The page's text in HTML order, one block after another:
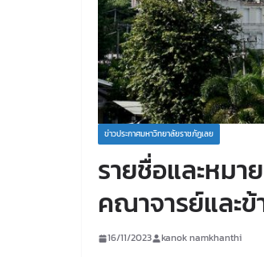
ข่าวประกาศมหาวิทยาลัยราชภัฏเลย
รายชื่อและหมา
คณาจารย์และข้
16/11/2023 kanok namkhanthi